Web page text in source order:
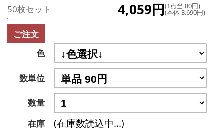
50枚セット 4,059円(1点当 80円)
(本体 3,690円)
ご注文
色
数単位
数量
在庫
(在庫数読込中...)